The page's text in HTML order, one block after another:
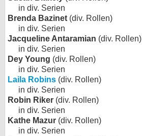
in div. Serien
Brenda Bazinet (div. Rollen)
in div. Serien
Jacqueline Antaramian (div. Rollen)
in div. Serien
Dey Young (div. Rollen)
in div. Serien
Laila Robins (div. Rollen)
in div. Serien
Robin Riker (div. Rollen)
in div. Serien
Kathe Mazur (div. Rollen)
in div. Serien